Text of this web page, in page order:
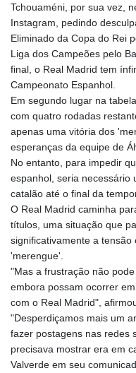
Tchouaméni, por sua vez,
Instagram, pedindo
Eliminado da Copa do Rei
Liga dos Campeões pelo
final, o Real Madrid tem
Campeonato Espanhol.
Em segundo lugar na
com quatro rodadas
apenas uma vitória dos
esperanças da equipe de
No entanto, para impedir
espanhol, seria necessário
catalão até o final da
O Real Madrid caminha
títulos, uma situação que
significativamente a
'merengue'.
"Mas a frustração não
embora possam ocorrer
com o Real Madrid",
"Desperdiçamos mais um
fazer postagens nas redes
precisava mostrar era em
Valverde em seu